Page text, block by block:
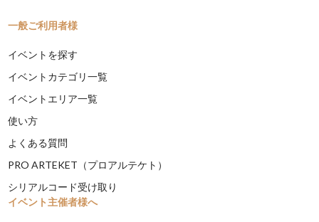
一般ご利用者様
イベントを探す
イベントカテゴリ一覧
イベントエリア一覧
使い方
よくある質問
PRO ARTEKET（プロアルテケト）
シリアルコード受け取り
イベント主催者様へ